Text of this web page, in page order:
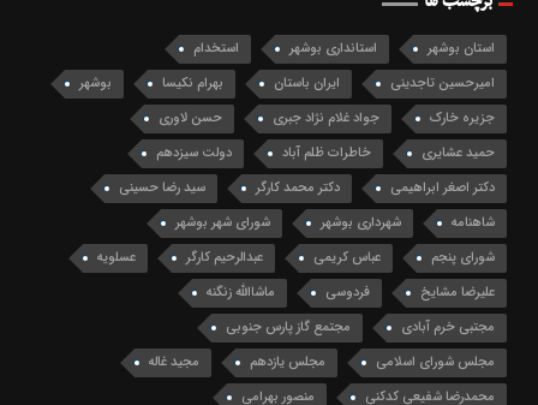
استان بوشهر استانداری بوشهر
استخدام
امیرحسین تاجدینی
ایران باستان بهرام نکیسا
بوشهر
جزیره خارک
جواد غلام نژاد جبری
حسن لاوری
حمید عشایری
خاطرات ظلم آباد
دولت سیزدهم
دکتر اصغر ابراهیمی
دکتر محمد کارگر
سید رضا حسینی
شاهنامه
شهرداری بوشهر
شورای شهر بوشهر
شورای پنجم
عباس کریمی عبدالرحیم کارگر
عسلویه
علیرضا مشایخ
فردوسی
ماشاالله زنگنه
مجتبی خرم آبادی
مجتمع گاز پارس جنوبی
مجلس شورای اسلامی
مجلس یازدهم
مجید غاله
محمدرضا شفیعی کدکنی
منصور بهرامی